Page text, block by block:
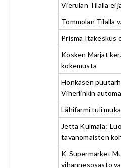
Vierulan Tilalla ei
Tommolan Tilalla
Prisma Itäkeskus
Kosken Marjat
kokemusta
Honkasen
Viherlinkin
Lähifarmi tuli
Jetta
tavanomaisten
K-Supermarket
vihannesosasto